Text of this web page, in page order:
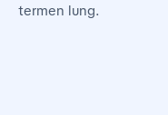
termen lung.